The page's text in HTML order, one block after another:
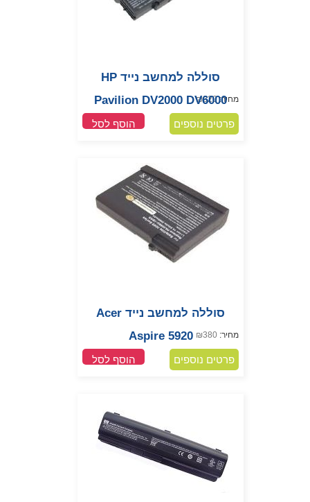
סוללה למחשב נייד HP
Pavilion DV2000 DV6000מחיר: ₪320
פרטים נוספים הוסף לסל
סוללה למחשב נייד Acer
Aspire 5920
מחיר: ₪380
פרטים נוספים הוסף לסל